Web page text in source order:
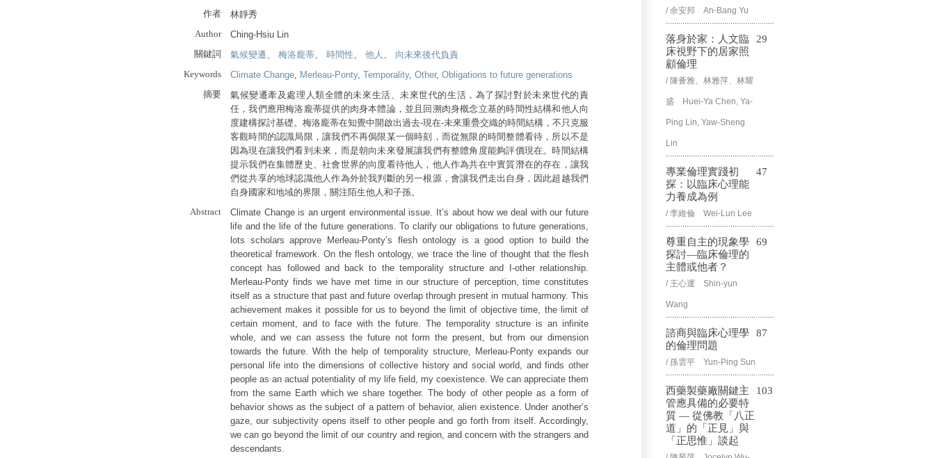
作者
林靜秀
Author
Ching-Hsiu Lin
關鍵詞
氣候變遷、 梅洛龐蒂、 時間性、 他人 、 向未來後代負責
Keywords
Climate Change, Merleau-Ponty, Temporality, Other, Obligations to future generations
摘要
氣候變遷牽及處理人類全體的未來生活、未來世代的生活，為了探討對於未來世代的責
任，我們應用梅洛龐蒂提供的肉身本體論，並且回溯肉身概念立基的時間性結構和他人向
度建構探討基礎。梅洛龐蒂在知覺中開啟出過去-現在-未來重疊交織的時間結構，不只克服
客觀時間的認識局限，讓我們不再侷限某一個時刻，而從無限的時間整體看待，所以不是
因為現在讓我們看到未來，而是朝向未來發展讓我們有整體角度能夠評價現在。時間結構
提示我們在集體歷史、社會世界的向度看待他人，他人作為共在中實質潛在的存在，讓我
們從共享的地球認識他人作為外於我判斷的另一根源，會讓我們走出自身，因此超越我們
自身國家和地域的界限，關注陌生他人和子孫。
Abstract
Climate Change is an urgent environmental issue. It’s about how we deal with our future
life and the life of the future generations. To clarify our obligations to future generations,
lots scholars approve Merleau-Ponty’s flesh ontology is a good option to build the
theoretical framework. On the flesh ontology, we trace the line of thought that the flesh
concept has followed and back to the temporality structure and I-other relationship.
Merleau-Ponty finds we have met time in our structure of perception, time constitutes
itself as a structure that past and future overlap through present in mutual harmony. This
achievement makes it possible for us to beyond the limit of objective time, the limit of
certain moment, and to face with the future. The temporality structure is an infinite
whole, and we can assess the future not form the present, but from our dimension
towards the future. With the help of temporality structure, Merleau-Ponty expands our
personal life into the dimensions of collective history and social world, and finds other
people as an actual potentiality of my life field, my coexistence. We can appreciate them
from the same Earth which we share together. The body of other people as a form of
behavior shows as the subject of a pattern of behavior, alien existence. Under another’s
gaze, our subjectivity opens itself to other people and go forth from itself. Accordingly,
we can go beyond the limit of our country and region, and concern with the strangers and
descendants.
/ 余安邦 An-Bang Yu
落身於家：人文臨
床視野下的居家照
顧倫理
/ 陳薈雅、林雅萍、林耀
盛 Huei-Ya Chen, Ya-
Ping Lin, Yaw-Sheng
Lin
29
專業倫理實踐初
探：以臨床心理能
力養成為例
/ 李維倫 Wei-Lun Lee
47
尊重自主的現象學
探討—臨床倫理的
主體或他者？
/ 王心運 Shin-yun
Wang
69
諮商與臨床心理學
的倫理問題
/ 孫雲平 Yun-Ping Sun
87
西藥製藥廠關鍵主
管應具備的必要特
質 — 從佛教「八正
道」的「正見」與
「正思惟」談起
103